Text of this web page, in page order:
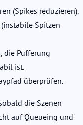
(Spikes reduzieren).
Spitzen
die Pufferung
ist.
überprüfen.
die Szenen
auf Queueing und